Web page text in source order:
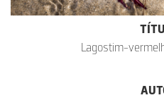
Lagostim-